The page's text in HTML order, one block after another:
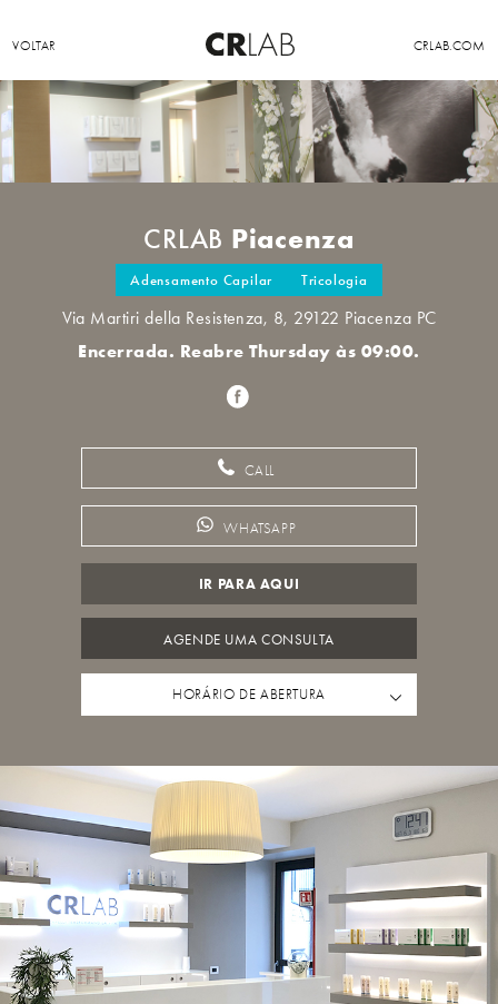
VOLTAR CRLAB.COM
CRLAB Piacenza
Adensamento Capilar Tricologia
Via Martiri della Resistenza, 8, 29122 Piacenza PC
Encerrada. Reabre Thursday às 09:00.
CALL
WHATSAPP
IR PARA AQUI
AGENDE UMA CONSULTA
HORÁRIO DE ABERTURA